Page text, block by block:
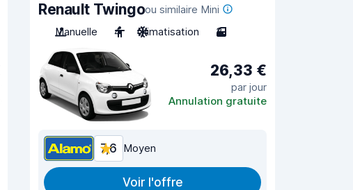
Renault Twingoou similaire Mini
Manuelle
4 Climatisation 3
26,33 €
par jour
Annulation gratuite
7,6 Moyen
Voir l'offre